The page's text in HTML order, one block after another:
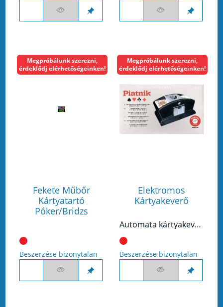
Fekete Műbőr
Kártyatartó
Póker/Bridzs
Megpróbálunk szerezni,
érdeklődj elérhetőségeinken!
Beszerzése bizonytalan
Elektromos
Kártyakeverő
Automata kártyakeverőgép. Bridzs, póker, kanaszta vagy römi kártyákhoz.
Megpróbálunk szerezni,
érdeklődj elérhetőségeinken!
Beszerzése bizonytalan